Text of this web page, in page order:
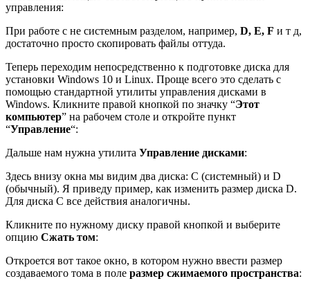
управления:
При работе с не системным разделом, например, D, E, F и т д,
достаточно просто скопировать файлы оттуда.
Теперь переходим непосредственно к подготовке диска для
установки Windows 10 и Linux. Проще всего это сделать с
помощью стандартной утилиты управления дисками в
Windows. Кликните правой кнопкой по значку “Этот
компьютер” на рабочем столе и откройте пункт
“Управление“:
Дальше нам нужна утилита Управление дисками:
Здесь внизу окна мы видим два диска: C (системный) и D
(обычный). Я приведу пример, как изменить размер диска D.
Для диска C все действия аналогичны.
Кликните по нужному диску правой кнопкой и выберите
опцию Сжать том:
Откроется вот такое окно, в котором нужно ввести размер
создаваемого тома в поле размер сжимаемого пространства: